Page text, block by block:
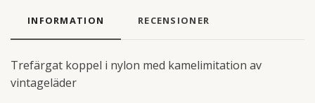
INFORMATION RECENSIONER
Trefärgat koppel i nylon med kamelimitation av
vintageläder